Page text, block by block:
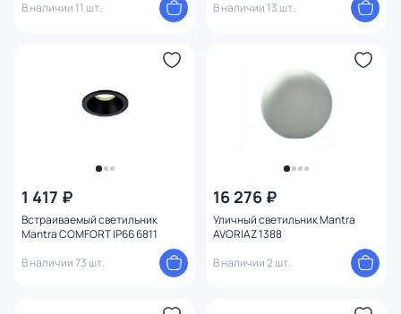
В наличии 11 шт.
В наличии 13 шт.
1 417 ₽
Встраиваемый светильник
Mantra COMFORT IP66 6811
В наличии 73 шт.
16 276 ₽
Уличный светильник Mantra
AVORIAZ 1388
В наличии 2 шт.
Тип помещения
Форма
Форма плафона